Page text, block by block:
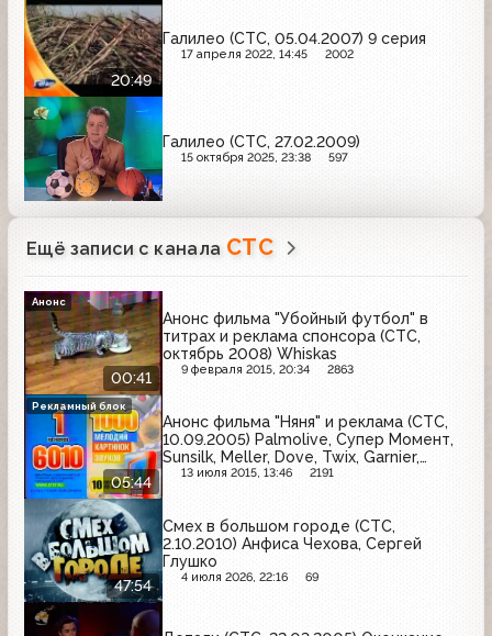
20:49
Галилео (СТС, 05.04.2007) 9 серия
17 апреля 2022, 14:45 2002
Галилео (СТС, 27.02.2009)
15 октября 2025, 23:38 597
Ещё записи с канала СТС
00:41
Анонс фильма "Убойный футбол" в
титрах и реклама спонсора (СТС,
октябрь 2008) Whiskas
9 февраля 2015, 20:34 2863
Анонс
05:44
Анонс фильма "Няня" и реклама (СТС,
10.09.2005) Palmolive, Супер Момент,
Sunsilk, Meller, Dove, Twix, Garnier,
МегаФон, Bref, Причуда
13 июля 2015, 13:46 2191
Рекламный блок
47:54
Смех в большом городе (СТС,
2.10.2010) Анфиса Чехова, Сергей
Глушко
4 июля 2026, 22:16 69